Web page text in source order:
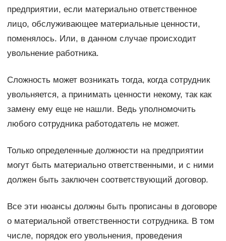
предприятии, если материально ответственное
лицо, обслуживающее материальные ценности,
поменялось. Или, в данном случае происходит
увольнение работника.
Сложность может возникать тогда, когда сотрудник
увольняется, а принимать ценности некому, так как
замену ему еще не нашли. Ведь уполномочить
любого сотрудника работодатель не может.
Только определенные должности на предприятии
могут быть материально ответственными, и с ними
должен быть заключен соответствующий договор.
Все эти нюансы должны быть прописаны в договоре
о материальной ответственности сотрудника. В том
числе, порядок его увольнения, проведения